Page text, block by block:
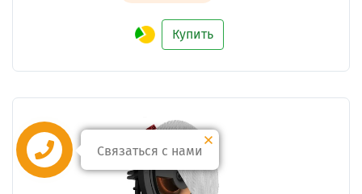
Купить
Связаться с нами